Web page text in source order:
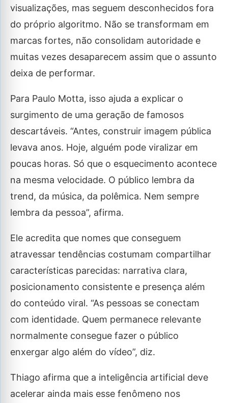
visualizações, mas seguem desconhecidos fora
do próprio algoritmo. Não se transformam em
marcas fortes, não consolidam autoridade e
muitas vezes desaparecem assim que o assunto
deixa de performar.
Para Paulo Motta, isso ajuda a explicar o
surgimento de uma geração de famosos
descartáveis. “Antes, construir imagem pública
levava anos. Hoje, alguém pode viralizar em
poucas horas. Só que o esquecimento acontece
na mesma velocidade. O público lembra da
trend, da música, da polêmica. Nem sempre
lembra da pessoa”, afirma.
Ele acredita que nomes que conseguem
atravessar tendências costumam compartilhar
características parecidas: narrativa clara,
posicionamento consistente e presença além
do conteúdo viral. “As pessoas se conectam
com identidade. Quem permanece relevante
normalmente consegue fazer o público
enxergar algo além do vídeo”, diz.
Thiago afirma que a inteligência artificial deve
acelerar ainda mais esse fenômeno nos